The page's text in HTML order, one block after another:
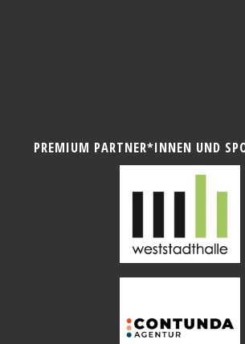
PREMIUM PARTNER*INNEN UND